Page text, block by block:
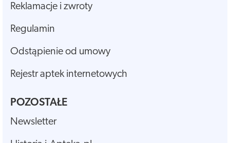
Reklamacje i zwroty
Regulamin
Odstąpienie od umowy
Rejestr aptek internetowych
POZOSTAŁE
Newsletter